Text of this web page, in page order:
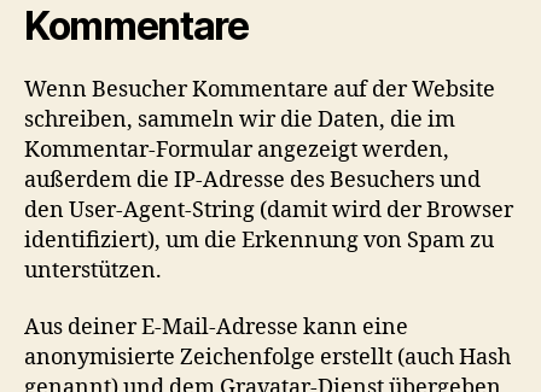
Kommentare
Wenn Besucher Kommentare auf der Website
schreiben, sammeln wir die Daten, die im
Kommentar-Formular angezeigt werden,
außerdem die IP-Adresse des Besuchers und
den User-Agent-String (damit wird der Browser
identifiziert), um die Erkennung von Spam zu
unterstützen.
Aus deiner E-Mail-Adresse kann eine
anonymisierte Zeichenfolge erstellt (auch Hash